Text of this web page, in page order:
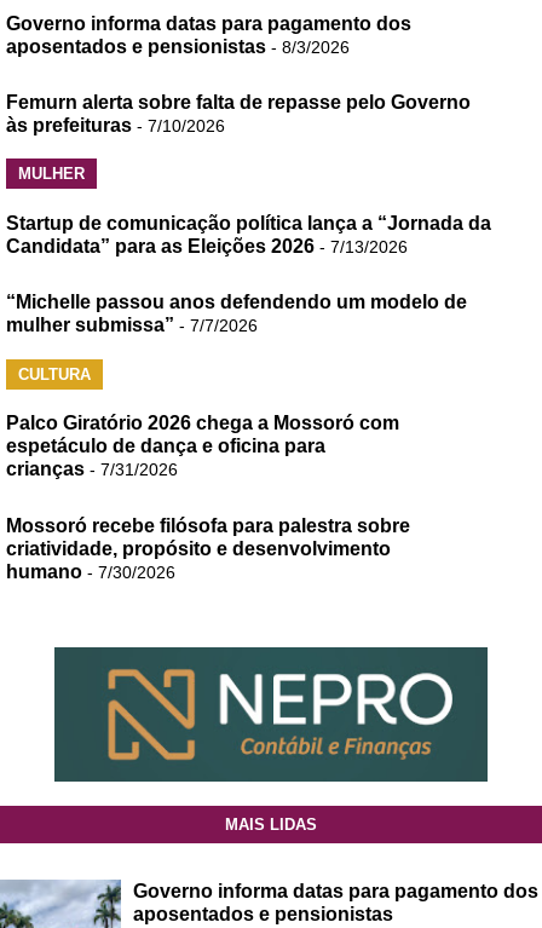
Governo informa datas para pagamento dos
aposentados e pensionistas - 8/3/2026
Femurn alerta sobre falta de repasse pelo Governo
às prefeituras - 7/10/2026
MULHER
Startup de comunicação política lança a “Jornada da
Candidata” para as Eleições 2026 - 7/13/2026
“Michelle passou anos defendendo um modelo de
mulher submissa” - 7/7/2026
CULTURA
Palco Giratório 2026 chega a Mossoró com
espetáculo de dança e oficina para
crianças - 7/31/2026
Mossoró recebe filósofa para palestra sobre
criatividade, propósito e desenvolvimento
humano - 7/30/2026
MAIS LIDAS
Governo informa datas para pagamento dos
aposentados e pensionistas